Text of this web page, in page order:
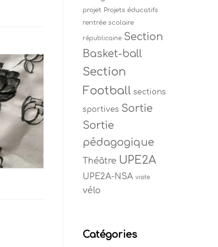
projet Projets éducatifs
rentrée scolaire
républicaine Section
Basket-ball
Section
Football sections
sportives Sortie
Sortie
pédagogique
Théâtre UPE2A
UPE2A-NSA visite
vélo
Catégories